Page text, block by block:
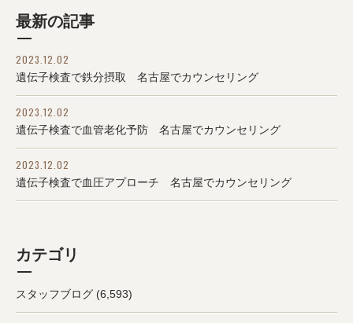
最新の記事
2023.12.02
遺伝子検査で鉄分摂取 名古屋でカウンセリング
2023.12.02
遺伝子検査で血管老化予防 名古屋でカウンセリング
2023.12.02
遺伝子検査で血圧アプローチ 名古屋でカウンセリング
カテゴリ
スタッフブログ (6,593)